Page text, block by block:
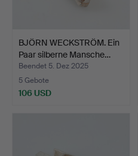
BJÖRN WECKSTRÖM. Ein
Paar silberne Mansche…
Beendet 5. Dez 2025
5 Gebote
106 USD